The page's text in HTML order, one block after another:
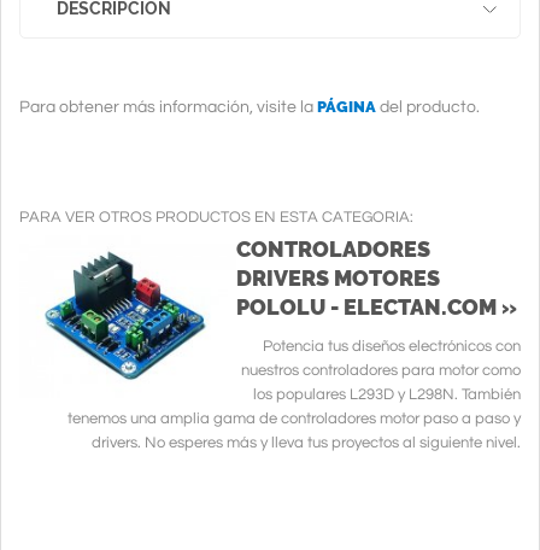
DESCRIPCION
Para obtener más información, visite la PÁGINA del producto.
PARA VER OTROS PRODUCTOS EN ESTA CATEGORIA:
CONTROLADORES
DRIVERS MOTORES
POLOLU - ELECTAN.COM »
Potencia tus diseños electrónicos con
nuestros controladores para motor como
los populares L293D y L298N. También
tenemos una amplia gama de controladores motor paso a paso y
drivers. No esperes más y lleva tus proyectos al siguiente nivel.